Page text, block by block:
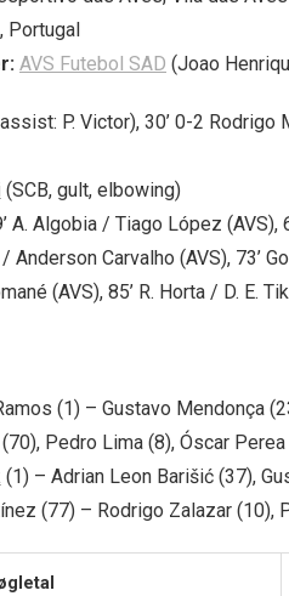
Portugal
AVS Futebol SAD (Joao
P. Victor), 30’ 0-2
(SCB, gult, elbowing)
A. Algobia / Tiago López (AVS),
Anderson Carvalho (AVS), 73’
(AVS), 85’ R. Horta / D. E.
(1) – Gustavo Mendonça
Pedro Lima (8), Óscar
(1) – Adrian Leon Barišić (37),
(77) – Rodrigo Zalazar (10),